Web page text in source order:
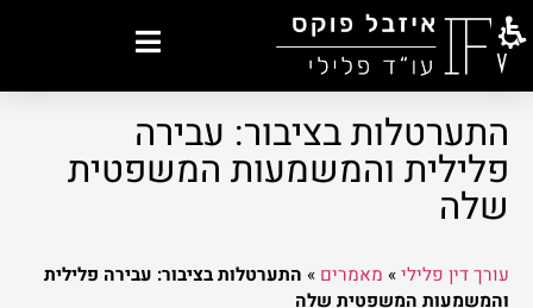
התערטלות בציבור: עבירה
פלילית והמשמעות המשפטית
שלה
עורך דין פלילי» מאמרים » התערטלות בציבור: עבירה פלילית
והמשמעות המשפטית שלה